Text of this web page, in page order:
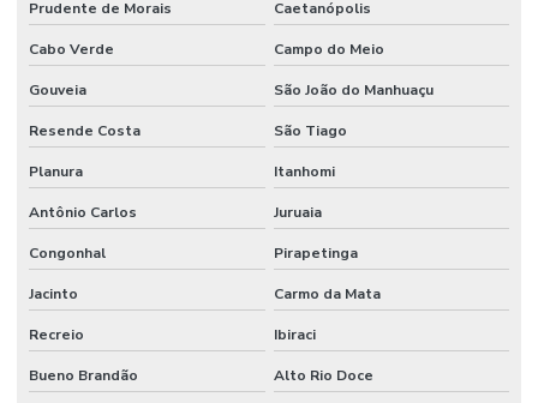
Tratamento De Juntas De Dilatação Sp
Tratamento Eficaz De Juntas De Dilatação
Prudente de Morais Caetanópolis
Cabo Verde Campo do Meio
Gouveia São João do Manhuaçu
Resende Costa São Tiago
Planura Itanhomi
Antônio Carlos Juruaia
Congonhal Pirapetinga
Jacinto Carmo da Mata
Recreio Ibiraci
Bueno Brandão Alto Rio Doce